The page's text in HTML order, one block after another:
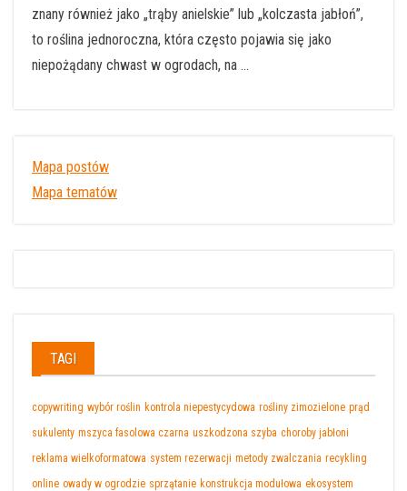
znany również jako „trąby anielskie” lub „kolczasta jabłoń”,
to roślina jednoroczna, która często pojawia się jako
niepożądany chwast w ogrodach, na …
Mapa postów
Mapa tematów
TAGI
copywriting wybór roślin kontrola niepestycydowa rośliny zimozielone prąd
sukulenty mszyca fasolowa czarna uszkodzona szyba choroby jabłoni
reklama wielkoformatowa system rezerwacji metody zwalczania recykling
online owady w ogrodzie sprzątanie konstrukcja modułowa ekosystem